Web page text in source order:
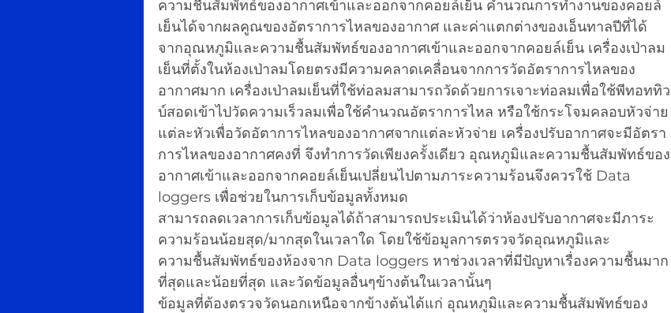
ความชื้นสัมพัทธ์ของอากาศเข้าและออกจากคอยล์เย็น คำนวณการทำงานของคอยล์
เย็นได้จากผลคูณของอัตราการไหลของอากาศ และค่าแตกต่างของเอ็นทาลปีที่ได้
จากอุณหภูมิและความชื้นสัมพัทธ์ของอากาศเข้าและออกจากคอยล์เย็น เครื่องเป่าลม
เย็นที่ตั้งในห้องเป่าลมโดยตรงมีความคลาดเคลื่อนจากการวัดอัตราการไหลของ
อากาศมาก เครื่องเป่าลมเย็นที่ใช้ท่อลมสามารถวัดด้วยการเจาะท่อลมเพื่อใช้พีทอททิว
บ์สอดเข้าไปวัดความเร็วลมเพื่อใช้คำนวณอัตราการไหล หรือใช้กระโจมคลอบหัวจ่าย
แต่ละหัวเพื่อวัดอัตาการไหลของอากาศจากแต่ละหัวจ่าย เครื่องปรับอากาศจะมีอัตรา
การไหลของอากาศคงที่ จึงทำการวัดเพียงครั้งเดียว อุณหภูมิและความชื้นสัมพัทธ์ของ
อากาศเข้าและออกจากคอยล์เย็นเปลี่ยนไปตามภาระความร้อนจึงควรใช้ Data
loggers เพื่อช่วยในการเก็บข้อมูลทั้งหมด
สามารถลดเวลาการเก็บข้อมูลได้ถ้าสามารถประเมินได้ว่าห้องปรับอากาศจะมีภาระ
ความร้อนน้อยสุด/มากสุดในเวลาใด โดยใช้ข้อมูลการตรวจวัดอุณหภูมิและ
ความชื้นสัมพัทธ์ของห้องจาก Data loggers หาช่วงเวลาที่มีปัญหาเรื่องความชื้นมาก
ที่สุดและน้อยที่สุด และวัดข้อมูลอื่นๆข้างต้นในเวลานั้นๆ
ข้อมูลที่ต้องตรวจวัดนอกเหนือจากข้างต้นได้แก่ อุณหภูมิและความชื้นสัมพัทธ์ของ